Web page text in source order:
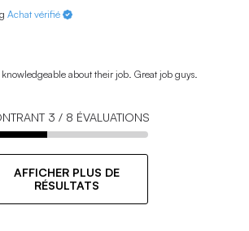
Achat vérifié
about their job. Great job guys.
3 / 8 ÉVALUATIONS
AFFICHER PLUS DE
RÉSULTATS